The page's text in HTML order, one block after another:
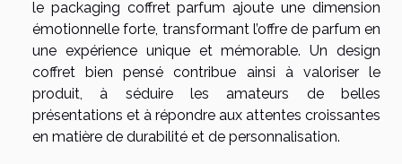
le packaging coffret parfum ajoute une dimension
émotionnelle forte, transformant l’offre de parfum en
une expérience unique et mémorable. Un design
coffret bien pensé contribue ainsi à valoriser le
produit, à séduire les amateurs de belles
présentations et à répondre aux attentes croissantes
en matière de durabilité et de personnalisation.